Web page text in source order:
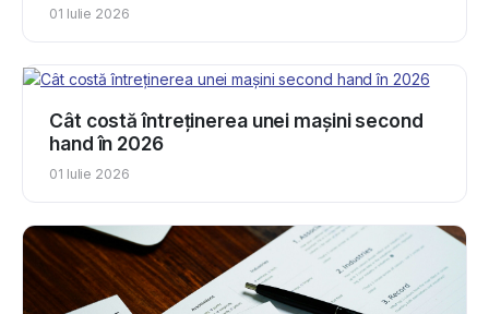
01 Iulie 2026
Cât costă întreținerea unei mașini second
hand în 2026
01 Iulie 2026